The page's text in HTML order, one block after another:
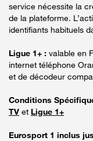
service nécessite la
de la plateforme.
identifiants habituels
Ligue 1+ : valable en
internet téléphone
et de décodeur
Conditions
TV et Ligue 1+
Eurosport 1 inclus